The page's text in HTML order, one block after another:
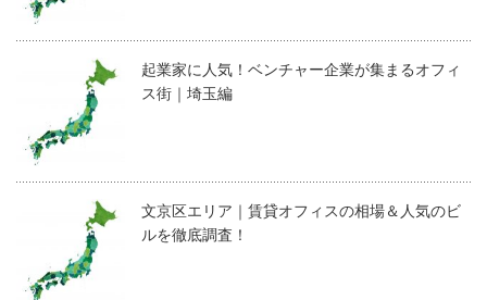
起業家に人気！ベンチャー企業が集まるオフィ
ス街｜埼玉編
文京区エリア｜賃貸オフィスの相場＆人気のビ
ルを徹底調査！